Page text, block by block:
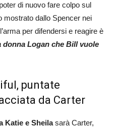
di nuovo fare colpo sul
mostrato dallo Spencer nei
per difendersi e reagire è
donna Logan che Bill vuole
puntate
da Carter
Katie e Sheilasarà Carter,